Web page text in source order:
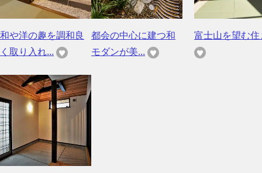
和や洋の趣を調和良
く取り入れ...
都会の中心に建つ和
モダンが美...
富士山を望む住